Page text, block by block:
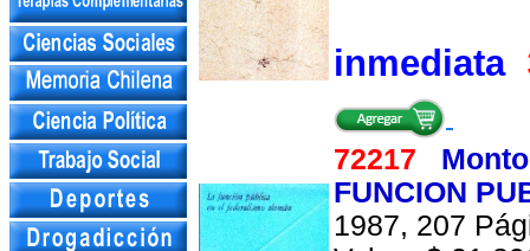
inmediata
72217
FUNCION
1987, 207